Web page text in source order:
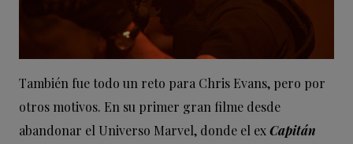
También fue todo un reto para Chris Evans, pero por
otros motivos. En su primer gran filme desde
abandonar el Universo Marvel, donde el exCapitán